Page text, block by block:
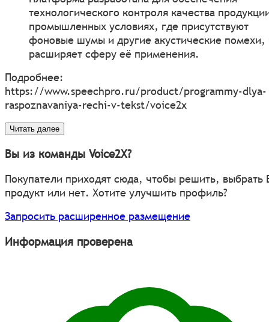
технологического контроля качества
промышленных условиях, где присутствуют
фоновые шумы и другие акустические помехи,
расширяет сферу её применения.
Подробнее:
https://www.speechpro.ru/product/programmy-dlya-
raspoznavaniya-rechi-v-tekst/voice2x
Читать далее
Вы из команды Voice2X?
Покупатели приходят сюда, чтобы решить, выбрать
продукт или нет. Хотите улучшить профиль?
Запросить расширенное размещение
Информация проверена